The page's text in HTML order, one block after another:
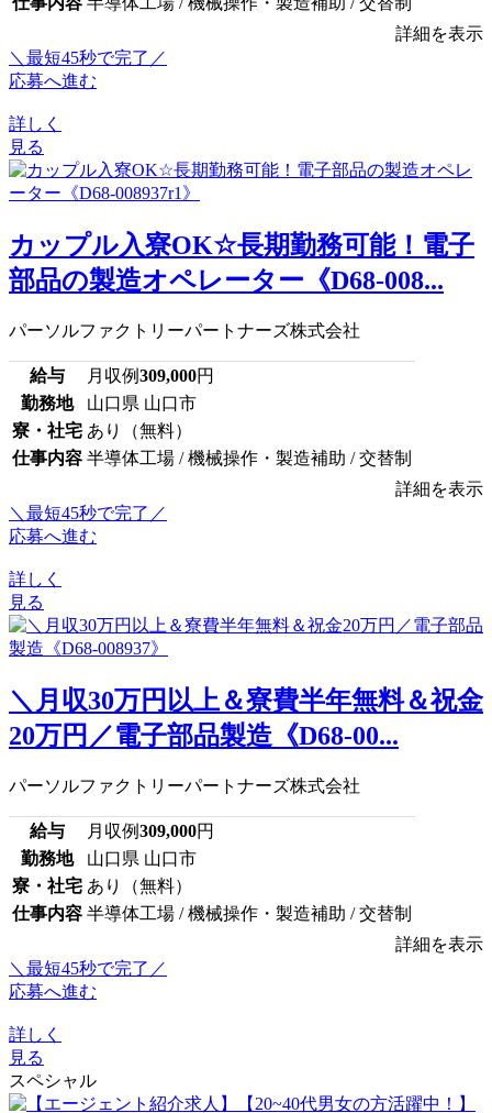
詳細を表示
＼最短45秒で完了／
応募へ進む
詳しく
見る
カップル入寮OK☆長期勤務可能！電子
部品の製造オペレーター《D68-008...
パーソルファクトリーパートナーズ株式会社
給与 月収例309,000円
勤務地
山口県 山口市
寮・社宅 あり（無料）
仕事内容 半導体工場 / 機械操作・製造補助 / 交替制
詳細を表示
＼最短45秒で完了／
応募へ進む
詳しく
見る
＼月収30万円以上＆寮費半年無料＆祝金
20万円／電子部品製造《D68-00...
パーソルファクトリーパートナーズ株式会社
給与 月収例309,000円
勤務地
山口県 山口市
寮・社宅 あり（無料）
仕事内容 半導体工場 / 機械操作・製造補助 / 交替制
詳細を表示
＼最短45秒で完了／
応募へ進む
詳しく
見る
スペシャル